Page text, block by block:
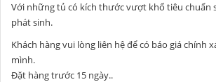
Với những tủ có kích thước vượt khổ tiêu chuẩn
phát sinh.
Khách hàng vui lòng liên hệ để có báo giá chính
mình.
Đặt hàng trước 15 ngày..